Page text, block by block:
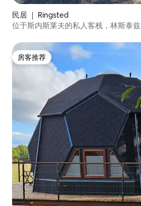
民居 ｜ Ringsted
位于斯内斯莱夫的私人客栈，林斯泰兹
房客推荐
房客推荐